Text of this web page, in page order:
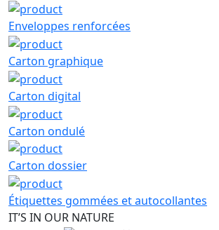
Enveloppes renforcées
Carton graphique
Carton digital
Carton ondulé
Carton dossier
Étiquettes gommées et autocollantes
IT’S IN OUR NATURE